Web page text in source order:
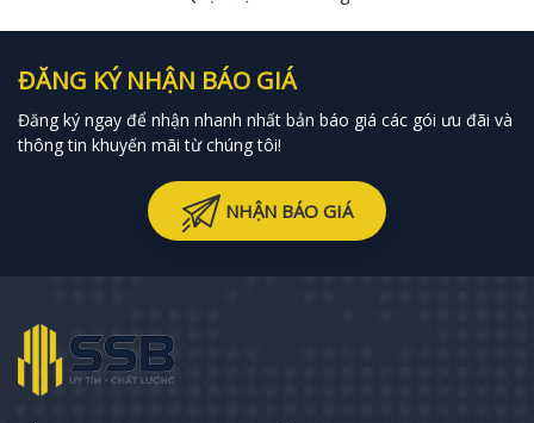
ĐĂNG KÝ NHẬN BÁO GIÁ
Đăng ký ngay để nhận nhanh nhất bản báo giá các gói ưu đãi và
thông tin khuyến mãi từ chúng tôi!
NHẬN BÁO GIÁ